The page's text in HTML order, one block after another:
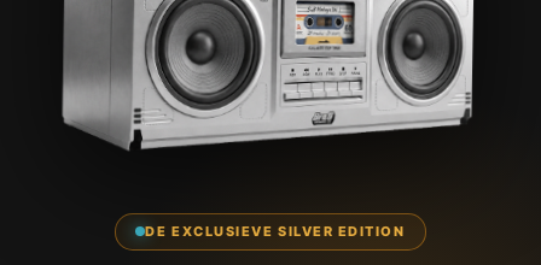
DE EXCLUSIEVE SILVER EDITION